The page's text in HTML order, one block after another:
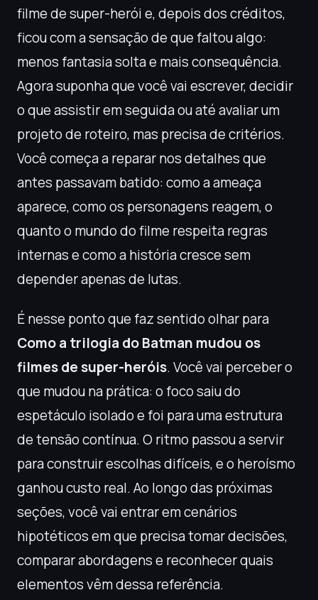
filme de super-herói e, depois dos créditos,
ficou com a sensação de que faltou algo:
menos fantasia solta e mais consequência.
Agora suponha que você vai escrever, decidir
o que assistir em seguida ou até avaliar um
projeto de roteiro, mas precisa de critérios.
Você começa a reparar nos detalhes que
antes passavam batido: como a ameaça
aparece, como os personagens reagem, o
quanto o mundo do filme respeita regras
internas e como a história cresce sem
depender apenas de lutas.
É nesse ponto que faz sentido olhar para
Como a trilogia do Batman mudou os
filmes de super-heróis. Você vai perceber o
que mudou na prática: o foco saiu do
espetáculo isolado e foi para uma estrutura
de tensão contínua. O ritmo passou a servir
para construir escolhas difíceis, e o heroísmo
ganhou custo real. Ao longo das próximas
seções, você vai entrar em cenários
hipotéticos em que precisa tomar decisões,
comparar abordagens e reconhecer quais
elementos vêm dessa referência.